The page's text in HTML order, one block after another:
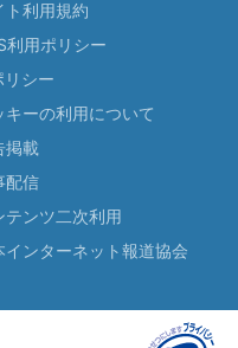
ト利用規約
利用ポリシー
リシー
キーの利用について
掲載
配信
テンツ二次利用
インターネット報道協会